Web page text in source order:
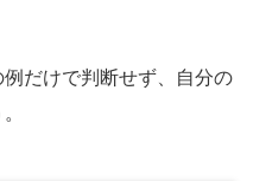
だけで判断せず、自分の